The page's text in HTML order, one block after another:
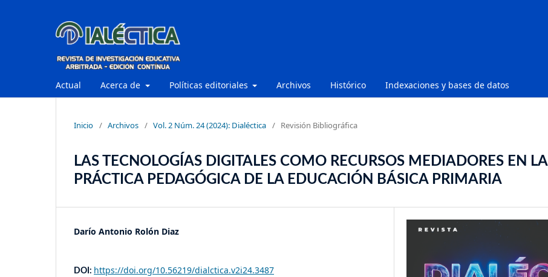
Actual Acerca de Políticas editoriales Archivos Histórico Indexaciones y bases de datos
Inicio / Archivos / Vol. 2 Núm. 24 (2024): Dialéctica / Revisión Bibliográfica
LAS TECNOLOGÍAS DIGITALES COMO RECURSOS MEDIADORES EN LA
PRÁCTICA PEDAGÓGICA DE LA EDUCACIÓN BÁSICA PRIMARIA
Darío Antonio Rolón Diaz
DOI: https://doi.org/10.56219/dialctica.v2i24.3487